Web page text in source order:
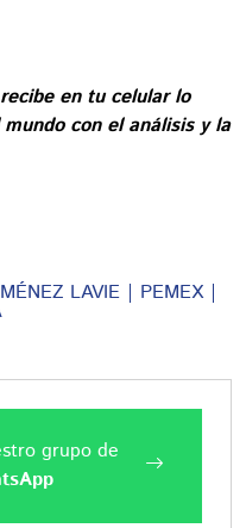
en tu celular lo
con el análisis y la
LAVIE PEMEX
grupo de